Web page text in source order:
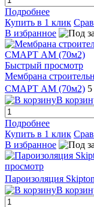
Подробнее
Купить в 1 клик
В избранное
Быстрый просмотр
Мембрана
СМАРТ AM (70м2)
В
Подробнее
Купить в 1 клик
В избранное
просмотр
Пароизоляция
В